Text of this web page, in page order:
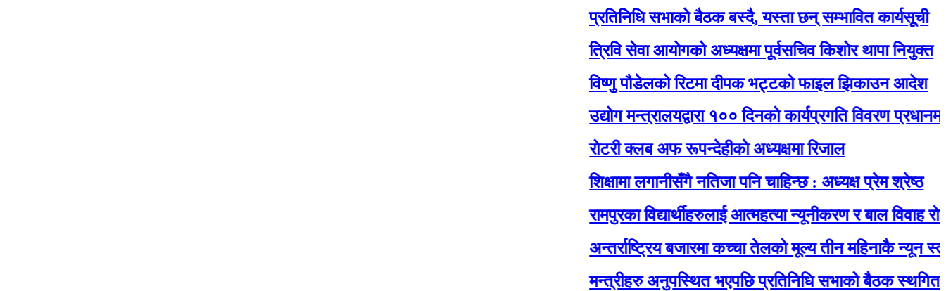
प्रतिनिधि सभाको बैठक बस्दै, यस्ता छन् सम्भावित कार्यसूची
त्रिवि सेवा आयोगको अध्यक्षमा पूर्वसचिव किशोर थापा नियुक्त
विष्णु पौडेलको रिटमा दीपक भट्टको फाइल झिकाउन आदेश
उद्योग मन्त्रालयद्वारा १०० दिनको कार्यप्रगति विवरण प्रधानमन्त्री
रोटरी क्लब अफ रूपन्देहीकाे अध्यक्षमा रिजाल
शिक्षामा लगानीसँगै नतिजा पनि चाहिन्छ : अध्यक्ष प्रेम श्रेष्ठ
रामपुरका विद्यार्थीहरुलाई आत्महत्या न्यूनीकरण र बाल विवाह रोकथाम
अन्तर्राष्ट्रिय बजारमा कच्चा तेलको मूल्य तीन महिनाकै न्यून स्तरमा
मन्त्रीहरु अनुपस्थित भएपछि प्रतिनिधि सभाको बैठक स्थगित